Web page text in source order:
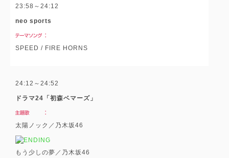
23:58～24:12
neo sports
SPEED / FIRE HORNS
24:12～24:52
ドラマ24「初森ベマーズ」
太陽ノック／乃木坂46
もう少しの夢／乃木坂46